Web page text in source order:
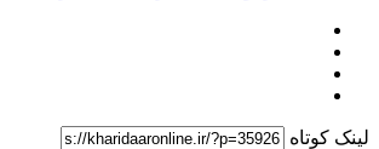
لینک کوتاه